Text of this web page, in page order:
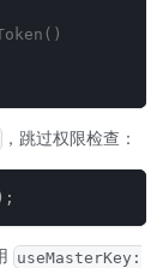
，跳过权限检查：
) ;
useMasterKey: